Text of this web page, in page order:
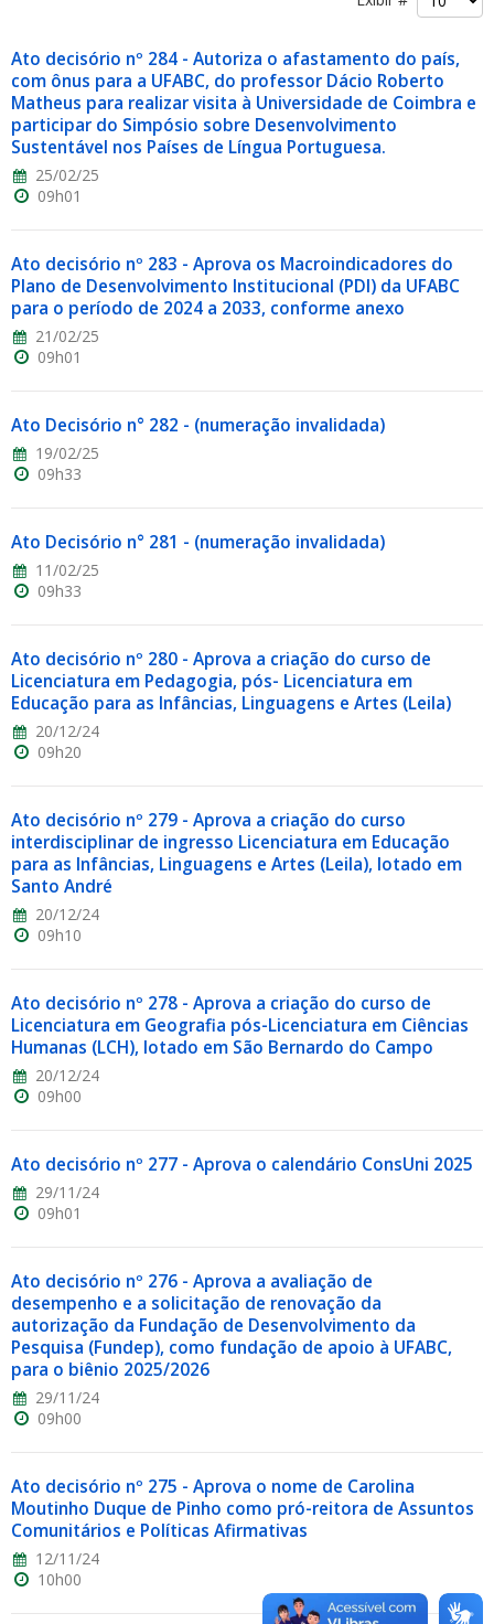
Ato decisório nº 284 - Autoriza o afastamento do país,
com ônus para a UFABC, do professor Dácio Roberto
Matheus para realizar visita à Universidade de Coimbra e
participar do Simpósio sobre Desenvolvimento
Sustentável nos Países de Língua Portuguesa.
25/02/25
09h01
Ato decisório nº 283 - Aprova os Macroindicadores do
Plano de Desenvolvimento Institucional (PDI) da UFABC
para o período de 2024 a 2033, conforme anexo
21/02/25
09h01
Ato Decisório n° 282 - (numeração invalidada)
19/02/25
09h33
Ato Decisório n° 281 - (numeração invalidada)
11/02/25
09h33
Ato decisório nº 280 - Aprova a criação do curso de
Licenciatura em Pedagogia, pós- Licenciatura em
Educação para as Infâncias, Linguagens e Artes (Leila)
20/12/24
09h20
Ato decisório nº 279 - Aprova a criação do curso
interdisciplinar de ingresso Licenciatura em Educação
para as Infâncias, Linguagens e Artes (Leila), lotado em
Santo André
20/12/24
09h10
Ato decisório nº 278 - Aprova a criação do curso de
Licenciatura em Geografia pós-Licenciatura em Ciências
Humanas (LCH), lotado em São Bernardo do Campo
20/12/24
09h00
Ato decisório nº 277 - Aprova o calendário ConsUni 2025
29/11/24
09h01
Ato decisório nº 276 - Aprova a avaliação de
desempenho e a solicitação de renovação da
autorização da Fundação de Desenvolvimento da
Pesquisa (Fundep), como fundação de apoio à UFABC,
para o biênio 2025/2026
29/11/24
09h00
Ato decisório nº 275 - Aprova o nome de Carolina
Moutinho Duque de Pinho como pró-reitora de Assuntos
Comunitários e Políticas Afirmativas
12/11/24
10h00